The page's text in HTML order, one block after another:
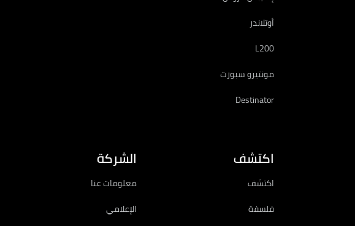
أوتلاندر
L200
مونتيرو سبورت
Destinator
اكتشف
اكتشف
فلسفة
الشركة
معلومات عنا
الإعلامي